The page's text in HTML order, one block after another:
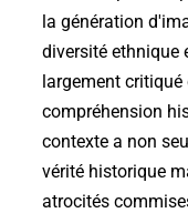
la génération
diversité ethnique
largement
compréhension
contexte a non
vérité historique
atrocités